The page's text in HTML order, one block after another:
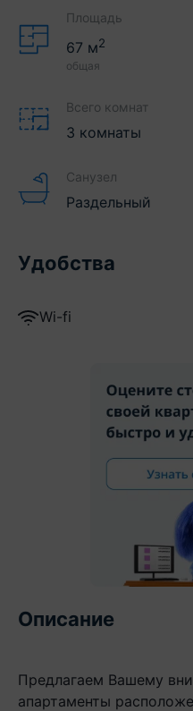
Площадь
67 м2
общая
Всего комнат
3 комнаты
Санузел
Раздельный
Удобства
Wi-fi
Описание
Предлагаем Вашему
апартаменты